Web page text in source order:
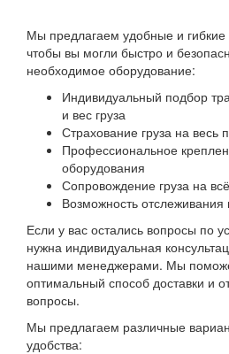
Мы предлагаем удобные и гибкие
чтобы вы могли быстро и
необходимое оборудование:
Индивидуальный подбор
и вес груза
Страхование груза на весь
Профессиональное
оборудования
Сопровождение груза на
Возможность
Если у вас остались вопросы по
нужна индивидуальная
нашими менеджерами. Мы
оптимальный способ доставки и
вопросы.
Мы предлагаем различные
удобства: